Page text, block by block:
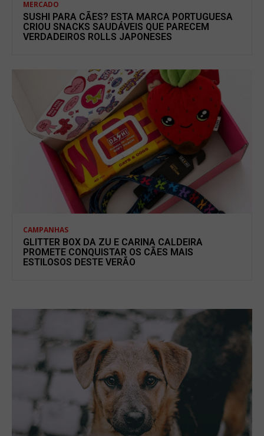
MERCADO
SUSHI PARA CÃES? ESTA MARCA PORTUGUESA
CRIOU SNACKS SAUDÁVEIS QUE PARECEM
VERDADEIROS ROLLS JAPONESES
CAMPANHAS
GLITTER BOX DA ZU E CARINA CALDEIRA
PROMETE CONQUISTAR OS CÃES MAIS
ESTILOSOS DESTE VERÃO